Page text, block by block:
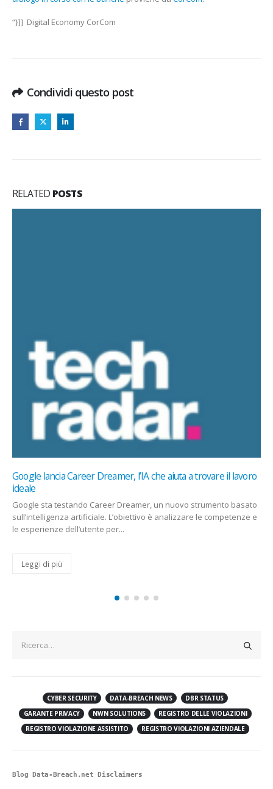
“}]] Digital Economy CorCom
Condividi questo post
RELATED POSTS
Google lancia Career Dreamer, l’IA che aiuta a trovare il lavoro
ideale
Google sta testando Career Dreamer, un nuovo strumento basato
sull’intelligenza artificiale. L’obiettivo è analizzare le competenze e
le esperienze dell’utente per...
Leggi di più
CYBER SECURITY DATA-BREACH NEWS
DBR STATUS
GARANTE PRIVACY
NWN SOLUTIONS
REGISTRO DELLE VIOLAZIONI
REGISTRO VIOLAZIONE ASSISTITO
REGISTRO VIOLAZIONI AZIENDALE
Blog Data-Breach.net Disclaimers